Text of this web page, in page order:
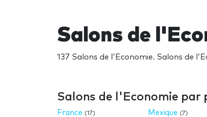
Salons de
137 Salons de l'Economie. Salons de
Salons de l'Economie par
France (17) Mexique (7)